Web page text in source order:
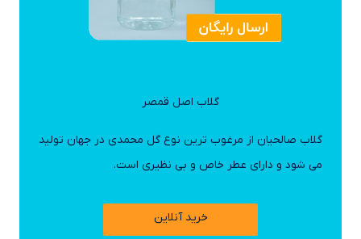
گلاب اصل قمصر
گلاب صالحیان از مرغوب ترین نوع گل محمدی در جهان تولید
می شود و دارای عطر خاص و بی نظیری است.
خرید آنلاین